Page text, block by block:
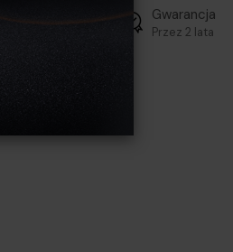
Gwarancja
Przez 2 lata